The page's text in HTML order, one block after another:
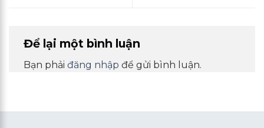
Để lại một bình luận
Bạn phải đăng nhập để gửi bình luận.